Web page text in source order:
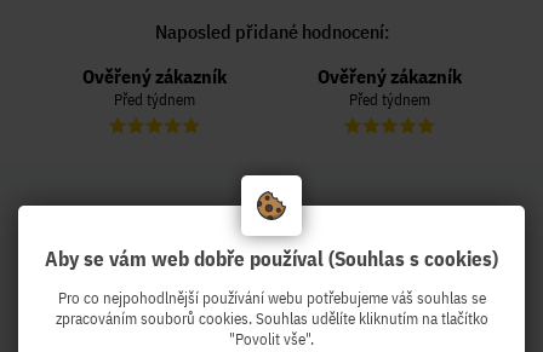
Naposled přidané hodnocení:
Ověřený zákazník
Před týdnem
Ověřený zákazník
Před týdnem
PeKro - IT eshop, ale se
službami !
Z Brna expedujeme druhý pracovní den k
Aby se vám web dobře používal (Souhlas s cookies)
Pro co nejpohodlnější používání webu potřebujeme váš souhlas se
zpracováním souborů cookies. Souhlas udělíte kliknutím na tlačítko
"Povolit vše".